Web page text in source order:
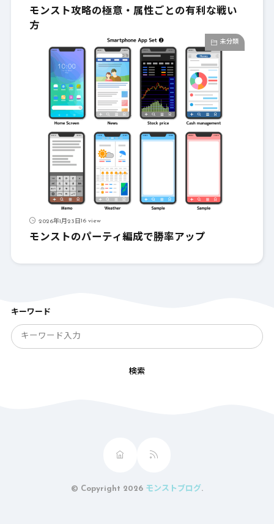
モンスト攻略の極意・属性ごとの有利な戦い
方
未分類
2026年1月23日16 view
モンストのパーティ編成で勝率アップ
キーワード
検索
© Copyright 2026 モンストブログ .